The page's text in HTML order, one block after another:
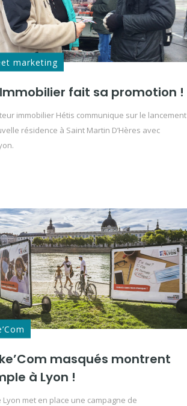
marketing
fait sa promotion !
immobilier Hétis communique sur le lancement
résidence à Saint Martin D’Hères avec
masqués montrent
à Lyon !
Lyon met en place une campagne de